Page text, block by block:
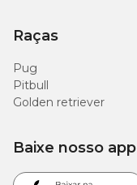
Raças
Pug
Pitbull
Golden retriever
Baixe nosso app